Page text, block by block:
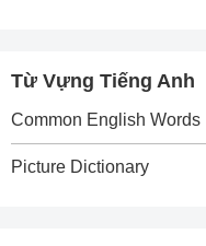
Từ Vựng Tiếng Anh
Common English Words
Picture Dictionary